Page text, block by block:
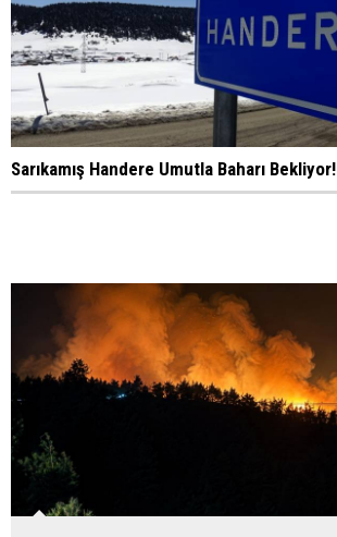
Sarıkamış Handere Umutla Baharı Bekliyor!